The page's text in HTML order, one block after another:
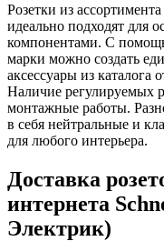
Розетки из
идеально подходят для
компонентами. С
марки можно создать
аксессуары из каталога
Наличие регулируемых
монтажные работы.
в себя нейтральные и
для любого интерьера.
Доставка
интернета
Электрик)